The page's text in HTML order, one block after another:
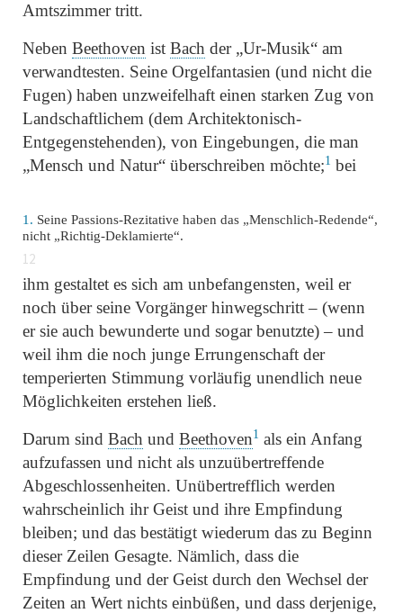
Amtszimmer tritt.
Neben Beethoven ist Bach der „Ur-Musik“ am
verwandtesten. Seine Orgelfantasien (und nicht die
Fugen) haben unzweifelhaft einen starken Zug von
Landschaftlichem (dem Architektonisch-
Entgegenstehenden), von Eingebungen, die man
„Mensch und Natur“ überschreiben möchte;1 bei
1. Seine Passions-Rezitative haben das „Menschlich-Redende“,
nicht „Richtig-Deklamierte“.
12
ihm gestaltet es sich am unbefangensten, weil er
noch über seine Vorgänger hinwegschritt – (wenn
er sie auch bewunderte und sogar benutzte) – und
weil ihm die noch junge Errungenschaft der
temperierten Stimmung vorläufig unendlich neue
Möglichkeiten erstehen ließ.
Darum sind Bach und Beethoven1 als ein Anfang
aufzufassen und nicht als unzuübertreffende
Abgeschlossenheiten. Unübertrefflich werden
wahrscheinlich ihr Geist und ihre Empfindung
bleiben; und das bestätigt wiederum das zu Beginn
dieser Zeilen Gesagte. Nämlich, dass die
Empfindung und der Geist durch den Wechsel der
Zeiten an Wert nichts einbüßen, und dass derjenige,